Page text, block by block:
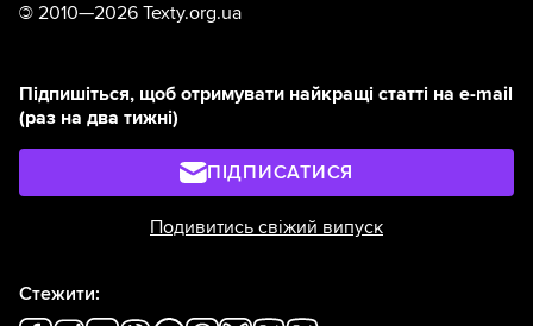
© 2010—2026 Texty.org.ua
Підпишіться, щоб отримувати найкращі статті на e-mail
(раз на два тижні)
ПІДПИСАТИСЯ
Подивитись свіжий випуск
Стежити: